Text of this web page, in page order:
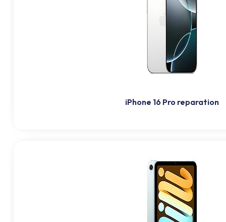
iPhone 16 Pro reparation